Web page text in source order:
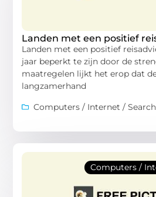
Landen met een positief
Landen met een positief
jaar beperkt te zijn door de
maatregelen lijkt het erop dat
langzamerhand
Computers / Internet /
Computers /